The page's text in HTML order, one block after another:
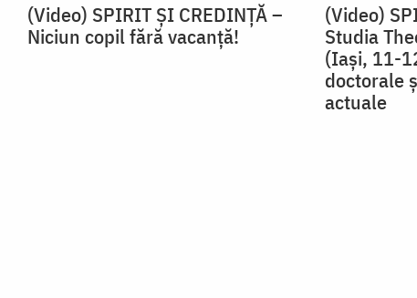
(Video) SPIRIT ŞI CREDINŢĂ –
Niciun copil fără vacanţă!
(Video)
Studia
(Iaşi, 11-
doctorale
actuale